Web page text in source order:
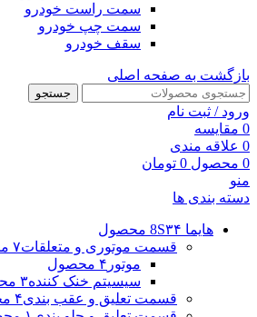
سمت راست خودرو
سمت چپ خودرو
سقف خودرو
بازگشت به صفحه اصلی
جستجو
ورود / ثبت نام
0 مقایسه
0 علاقه مندی
0 محصول 0 تومان
منو
دسته بندی ها
هایما 8S ۳۴ محصول
قسمت موتوری و متعلقات۷ محصول
موتور ۴ محصول
سیسیتم خنک کننده۳ محصول
قسمت تعلیق و عقب بندی۴ محصول